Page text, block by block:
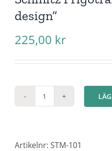
design”
225,00 kr
Schmitz
design"
Artikelnr: STM-101